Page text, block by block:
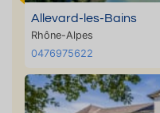
Allevard-les-Bains
Rhône-Alpes
0476975622